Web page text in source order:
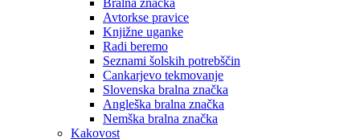
Bralna značka
Avtorkse pravice
Knjižne uganke
Radi beremo
Seznami šolskih potrebščin
Cankarjevo tekmovanje
Slovenska bralna značka
Angleška bralna značka
Nemška bralna značka
Kakovost